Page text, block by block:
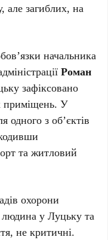
але загиблих, на
начальника
Роман
зафіксовано
приміщень. У
одного з об’єктів
та житловий
охорони
людина у Луцьку та
не критичні.